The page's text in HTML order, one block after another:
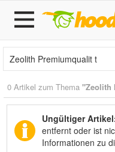
0 Artikel zum Thema "Zeolith
Ungültiger
entfernt oder ist
Informationen zu